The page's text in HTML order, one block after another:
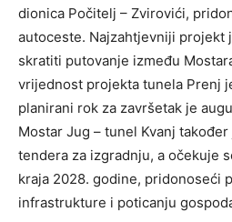
dionica Počitelj – Zvirovići,
autoceste. Najzahtjevniji projekt
skratiti putovanje između
vrijednost projekta tunela Prenj
planirani rok za završetak je
Mostar Jug – tunel Kvanj
tendera za izgradnju, a očekuje
kraja 2028. godine, pridonoseći
infrastrukture i poticanju